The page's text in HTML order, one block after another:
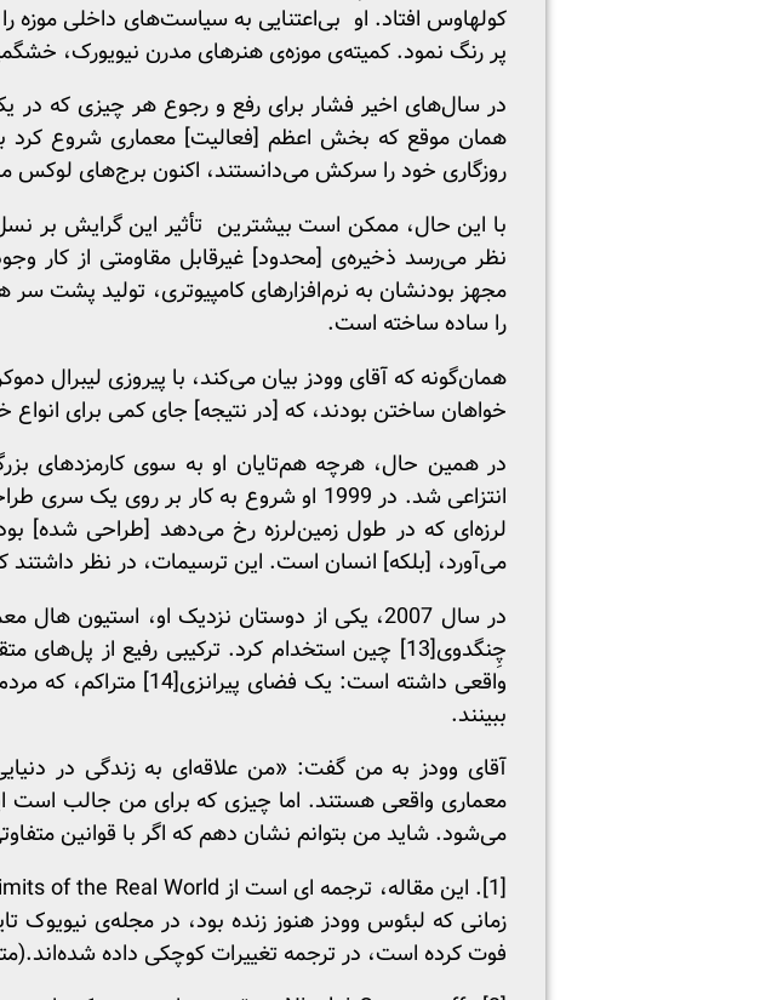
کولهاوس افتاد. او بی‌اعتنایی به سیاست‌های داخلی موزه
پر رنگ نمود. کمیته‌ی موزه‌ی هنرهای مدرن نیویورک،
در سال‌های اخیر فشار برای رفع و رجوع هر چیزی که
همان موقع که بخش اعظم [فعالیت] معماری شروع کرد
روزگاری خود را سرکش می‌دانستند، اکنون برج‌های لوکس
با این حال، ممکن است بیشترین تأثیر این گرایش بر
نظر می‌رسد ذخیره‌ی [محدود] غیرقابل مقاومتی از کار
مجهز بودنشان به نرم‌افزارهای کامپیوتری، تولید پشت
را ساده ساخته است.
همان‌گونه که آقای وودز بیان می‌کند، با پیروزی لیبرال
خواهان ساختن بودند، که [در نتیجه] جای کمی برای
در همین حال، هرچه هم‌تایان او به سوی کارمزدهای
انتزاعی شد. در 1999 او شروع به کار
لرزه‌ای که در طول زمین‌لرزه رخ می‌دهد [طراحی شده]
می‌آورد، [بلکه] انسان است. این ترسیمات، در نظر
در سال 2007، یکی از دوستان نزدیک او،
چِنگدوی[13]
چین استخدام کرد. ترکیبی رفیع از پل‌های
واقعی داشته است: یک فضای پیرانزی[14]
متراکم، که
ببینند.
آقای وودز به من گفت: «من علاقه‌ای به زندگی در
معماری واقعی هستند. اما چیزی که برای من جالب است
می‌شود. شاید من بتوانم نشان دهم که اگر با قوانین
[1]
زمانی که لبئوس وودز هنوز زنده بود، در مجله‌ی
فوت کرده است، در ترجمه تغییرات کوچکی داده